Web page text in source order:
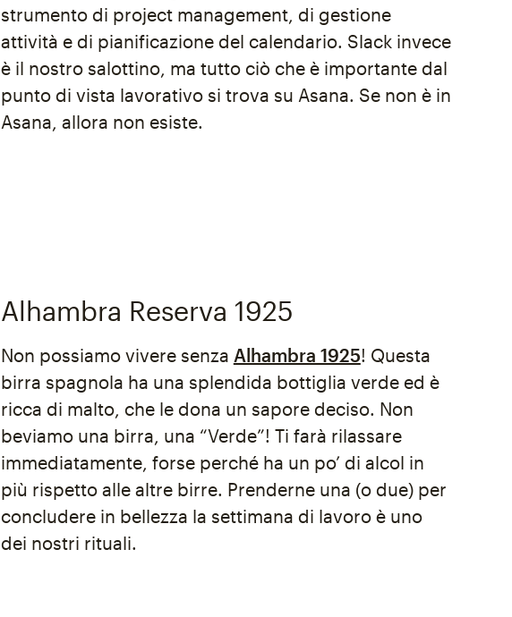
strumento di project management, di gestione
attività e di pianificazione del calendario. Slack invece
è il nostro salottino, ma tutto ciò che è importante dal
punto di vista lavorativo si trova su Asana. Se non è in
Asana, allora non esiste.
Alhambra Reserva 1925
Non possiamo vivere senza Alhambra 1925! Questa
birra spagnola ha una splendida bottiglia verde ed è
ricca di malto, che le dona un sapore deciso. Non
beviamo una birra, una “Verde”! Ti farà rilassare
immediatamente, forse perché ha un po’ di alcol in
più rispetto alle altre birre. Prenderne una (o due) per
concludere in bellezza la settimana di lavoro è uno
dei nostri rituali.